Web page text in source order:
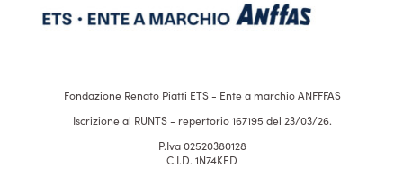
Fondazione Renato Piatti ETS - Ente a marchio ANFFFAS
Iscrizione al RUNTS - repertorio 167195 del 23/03/26.
P.Iva 02520380128
C.I.D. 1N74KED